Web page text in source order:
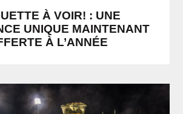
À VOIR! : UNE
UNIQUE MAINTENANT
À L’ANNÉE